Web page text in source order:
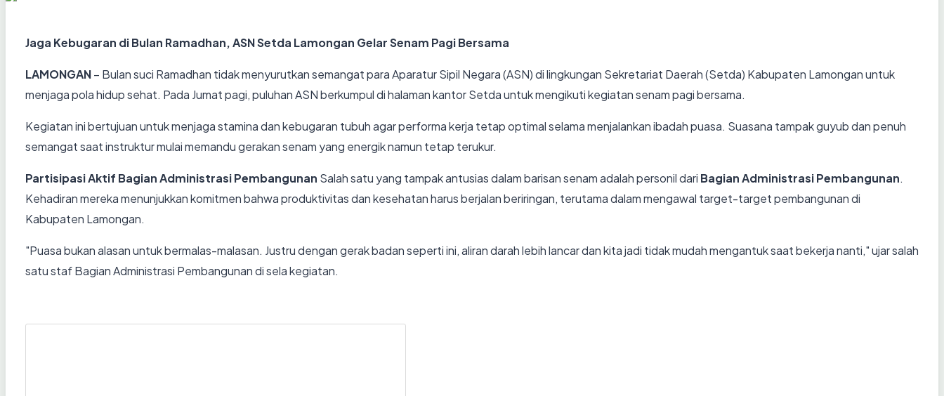
Jaga Kebugaran di Bulan Ramadhan, ASN Setda Lamongan Gelar Senam Pagi Bersama
LAMONGAN– Bulan suci Ramadhan tidak menyurutkan semangat para Aparatur Sipil Negara (ASN) di lingkungan Sekretariat Daerah (Setda) Kabupaten Lamongan untuk
menjaga pola hidup sehat. Pada Jumat pagi, puluhan ASN berkumpul di halaman kantor Setda untuk mengikuti kegiatan senam pagi bersama.
Kegiatan ini bertujuan untuk menjaga stamina dan kebugaran tubuh agar performa kerja tetap optimal selama menjalankan ibadah puasa. Suasana tampak guyub dan penuh
semangat saat instruktur mulai memandu gerakan senam yang energik namun tetap terukur.
Partisipasi Aktif Bagian Administrasi Pembangunan Salah satu yang tampak antusias dalam barisan senam adalah personil dari Bagian Administrasi Pembangunan.
Kehadiran mereka menunjukkan komitmen bahwa produktivitas dan kesehatan harus berjalan beriringan, terutama dalam mengawal target-target pembangunan di
Kabupaten Lamongan.
"Puasa bukan alasan untuk bermalas-malasan. Justru dengan gerak badan seperti ini, aliran darah lebih lancar dan kita jadi tidak mudah mengantuk saat bekerja nanti," ujar salah
satu staf Bagian Administrasi Pembangunan di sela kegiatan.